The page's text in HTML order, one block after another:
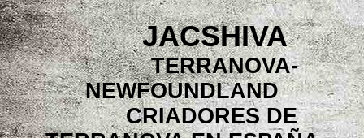
JACSHIVA
TERRANOVA-
NEWFOUNDLAND
CRIADORES DE